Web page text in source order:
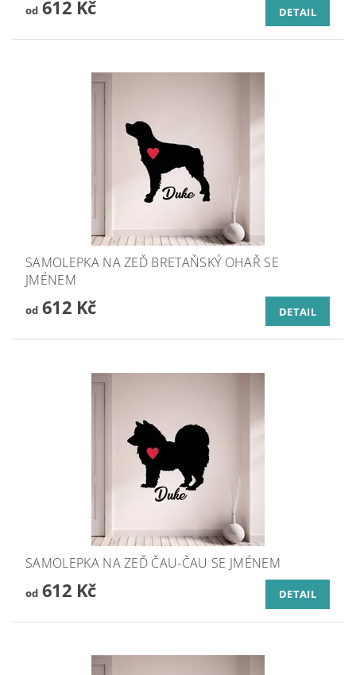
od612 Kč DETAIL
SAMOLEPKA NA ZEĎ BRETAŇSKÝ OHAŘ SE
JMÉNEM
od612 Kč DETAIL
SAMOLEPKA NA ZEĎ ČAU-ČAU SE JMÉNEM
od612 Kč DETAIL